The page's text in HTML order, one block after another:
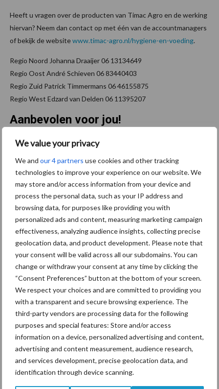
We value your privacy
We and our 4 partners use cookies and other tracking
technologies to improve your experience on our website. We
may store and/or access information from your device and
process the personal data, such as your IP address and
browsing data, for purposes like providing you with
personalized ads and content, measuring marketing campaign
effectiveness, analyzing audience insights, collecting precise
geolocation data, and product development. Please note that
your consent will be valid across all our subdomains. You can
change or withdraw your consent at any time by clicking the
“Consent Preferences” button at the bottom of your screen.
We respect your choices and are committed to providing you
with a transparent and secure browsing experience. The
third-party vendors are processing data for the following
purposes and special features: Store and/or access
information on a device, personalized advertising and content,
advertising and content measurement, audience research,
and services development, precise geolocation data, and
identification through device scanning.
Heeft u vragen over de producten van Timac Agro en de werking
hiervan? Neem dan contact op met één van de accountmanagers
of bekijk de websitewww.timac-agro.nl/hygiene-en-voeding.
Regio Noord Johanna Draaijer 06 13134649
Regio Oost André Schieven 06 83440403
Regio Zuid Patrick Timmermans 06 46155875
Regio West Edzard van Delden 06 11395207
Aanbevolen voor jou!
Van onze partner Timac Agro
Fosfaatbehoefte
derogatiemais gedekt met
toegelaten startmeststof
Van onze partner Timac Agro
Herwonnen fosfaat, wat
betekent dat voor mij als
veehouder?
verkeerd afloopt”
Diergezondheid Bemesting Fokkerij